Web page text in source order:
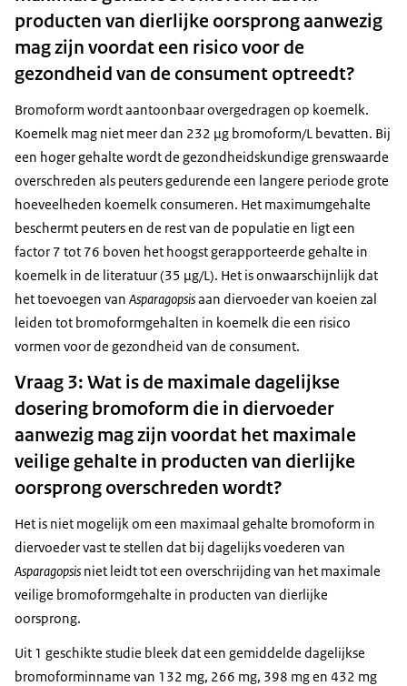
producten van dierlijke oorsprong aanwezig
mag zijn voordat een risico voor de
gezondheid van de consument optreedt?
Bromoform wordt aantoonbaar overgedragen op koemelk.
Koemelk mag niet meer dan 232 μg bromoform/L bevatten. Bij
een hoger gehalte wordt de gezondheidskundige grenswaarde
overschreden als peuters gedurende een langere periode grote
hoeveelheden koemelk consumeren. Het maximumgehalte
beschermt peuters en de rest van de populatie en ligt een
factor 7 tot 76 boven het hoogst gerapporteerde gehalte in
koemelk in de literatuur (35 μg/L). Het is onwaarschijnlijk dat
het toevoegen van Asparagopsisaan diervoeder van koeien zal
leiden tot bromoformgehalten in koemelk die een risico
vormen voor de gezondheid van de consument.
Vraag 3: Wat is de maximale dagelijkse
dosering bromoform die in diervoeder
aanwezig mag zijn voordat het maximale
veilige gehalte in producten van dierlijke
oorsprong overschreden wordt?
Het is niet mogelijk om een maximaal gehalte bromoform in
diervoeder vast te stellen dat bij dagelijks voederen van
Asparagopsis niet leidt tot een overschrijding van het maximale
veilige bromoformgehalte in producten van dierlijke
oorsprong.
Uit 1 geschikte studie bleek dat een gemiddelde dagelijkse
bromoforminname van 132 mg, 266 mg, 398 mg en 432 mg